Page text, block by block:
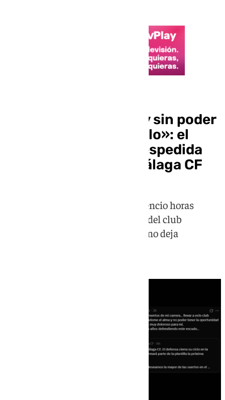
«Dejándome el alma y sin poder
quedarme a disfrutarlo»: el
crítico mensaje de despedida
de Javi Montero al Málaga CF
El central sevillano rompió su silencio horas
después de confirmarse su salida del club
blanquiazul con un mensaje que no deja